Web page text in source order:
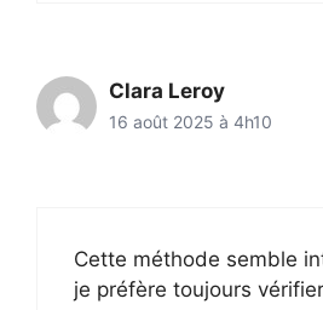
Clara Leroy
16 août 2025 à 4h10
Cette méthode semble
je préfère toujours